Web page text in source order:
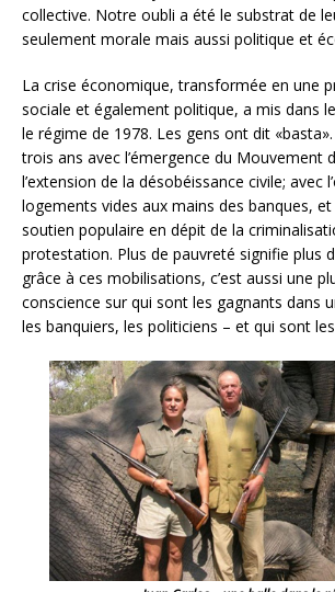
collective. Notre oubli a été le substrat de
seulement morale mais aussi politique et
La crise économique, transformée en une
sociale et également politique, a mis dans
le régime de 1978. Les gens ont dit «basta».
trois ans avec l’émergence du Mouvement
l’extension de la désobéissance civile; avec
logements vides aux mains des banques,
soutien populaire en dépit de la
protestation. Plus de pauvreté signifie plus
grâce à ces mobilisations, c’est aussi une
conscience sur qui sont les gagnants dans
les banquiers, les politiciens – et qui sont